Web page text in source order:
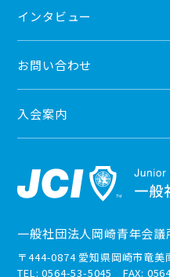
インタビュー
お問い合わせ
入会案内
一般社団法人岡崎青年会議
〒444-0874 愛知県岡崎市竜
TEL: 0564-53-5045 FAX: